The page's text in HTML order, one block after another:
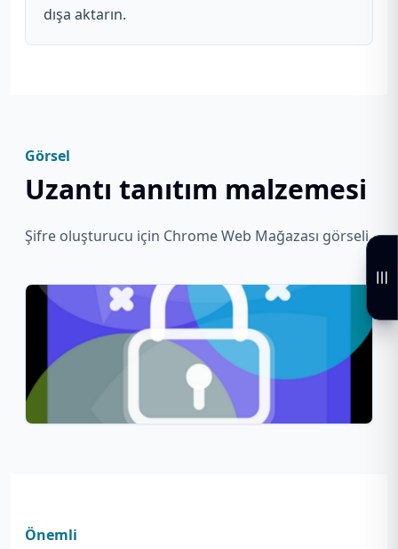
dışa aktarın.
Görsel
Uzantı tanıtım malzemesi
Şifre oluşturucu için Chrome Web Mağazası görseli.
Önemli